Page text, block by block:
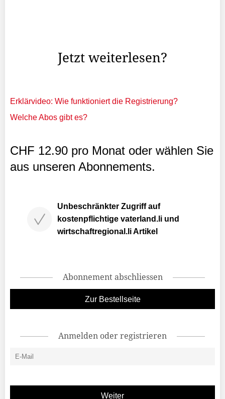
Jetzt weiterlesen?
Erklärvideo: Wie funktioniert die Registrierung?
Welche Abos gibt es?
CHF 12.90 pro Monat oder wählen Sie
aus unseren Abonnements.
Unbeschränkter Zugriff auf
kostenpflichtige vaterland.li und
wirtschaftregional.li Artikel
Abonnement abschliessen
Zur Bestellseite
Anmelden oder registrieren